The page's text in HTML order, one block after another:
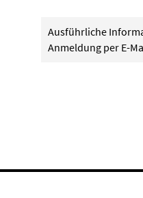
Ausführliche
Anmeldung per E-